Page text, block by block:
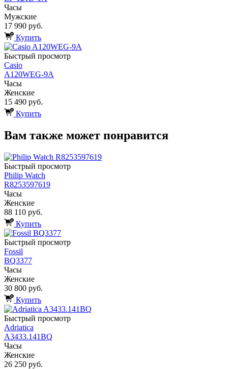
Часы
Мужские
17 990 руб.
Купить
Быстрый просмотр
Casio
A120WEG-9A
Часы
Женские
15 490 руб.
Купить
Вам также может понравится
Быстрый просмотр
Philip Watch
R8253597619
Часы
Женские
88 110 руб.
Купить
Быстрый просмотр
Fossil
BQ3377
Часы
Женские
30 800 руб.
Купить
Быстрый просмотр
Adriatica
A3433.141BQ
Часы
Женские
26 250 руб.